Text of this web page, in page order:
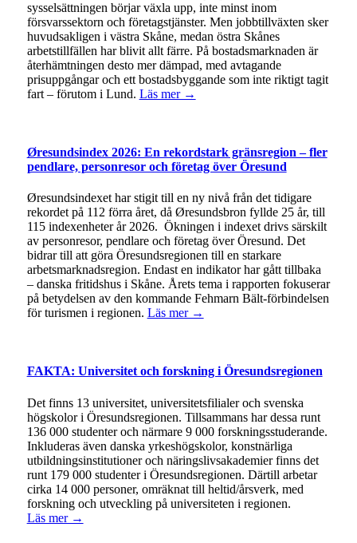
sysselsättningen börjar växla upp, inte minst inom
försvarssektorn och företagstjänster. Men jobbtillväxten sker
huvudsakligen i västra Skåne, medan östra Skånes
arbetstillfällen har blivit allt färre. På bostadsmarknaden är
återhämtningen desto mer dämpad, med avtagande
prisuppgångar och ett bostadsbyggande som inte riktigt tagit
fart – förutom i Lund. Läs mer →
Øresundsindex 2026: En rekordstark gränsregion – fler
pendlare, personresor och företag över Öresund
Øresundsindexet har stigit till en ny nivå från det tidigare
rekordet på 112 förra året, då Øresundsbron fyllde 25 år, till
115 indexenheter år 2026. Ökningen i indexet drivs särskilt
av personresor, pendlare och företag över Öresund. Det
bidrar till att göra Öresundsregionen till en starkare
arbetsmarknadsregion. Endast en indikator har gått tillbaka
– danska fritidshus i Skåne. Årets tema i rapporten fokuserar
på betydelsen av den kommande Fehmarn Bält-förbindelsen
för turismen i regionen. Läs mer →
FAKTA: Universitet och forskning i Öresundsregionen
Det finns 13 universitet, universitetsfilialer och svenska
högskolor i Öresundsregionen. Tillsammans har dessa runt
136 000 studenter och närmare 9 000 forskningsstuderande.
Inkluderas även danska yrkeshögskolor, konstnärliga
utbildningsinstitutioner och näringslivsakademier finns det
runt 179 000 studenter i Öresundsregionen. Därtill arbetar
cirka 14 000 personer, omräknat till heltid/årsverk, med
forskning och utveckling på universiteten i regionen.
Läs mer →